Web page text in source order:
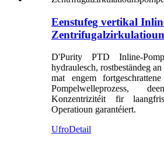
Eenstufeg vertikal
D'Purity PTD Inline-
hydraulesch, rostbeständeg
mat engem
Pompelwelleprozess,
Konzentrizitéit fir
Operatioun garantéiert.
UfroDetail